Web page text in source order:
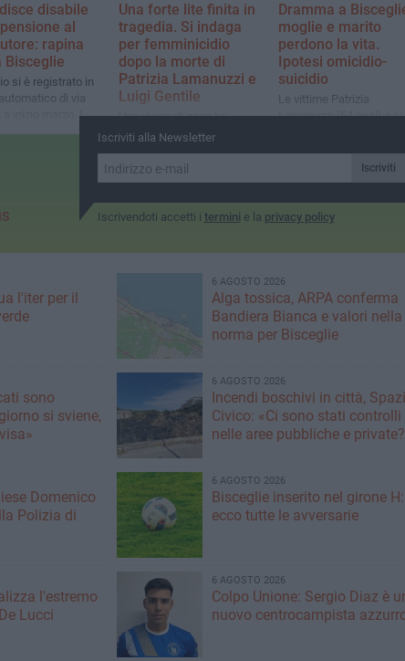
disabile
al
rapina
Bisceglie
si è registrato in
di via
a inizio marzo. I
hanno arrestato
Una forte lite finita in
tragedia. Si indaga
per femminicidio
dopo la morte di
Patrizia Lamanuzzi e
Luigi Gentile
Una vicina di casa ha
sentito i due discutere
donna prima di cadere dal
balcone. Il marito avrebbe
e poi si è tolto la vita
Dramma a
moglie e marito
perdono la vita.
Ipotesi omicidio-
suicidio
Le vittime Patrizia
Lamanuzzi (54 anni) e
fase di separazione
Iscriviti alla Newsletter
Iscriviti
Iscrivendoti accetti i termini e la privacy policy
l'iter per il
6 AGOSTO 2026
Alga tossica, ARPA conferma
Bandiera Bianca e valori nella
norma per Bisceglie
sono
si sviene,
6 AGOSTO 2026
Incendi boschivi in città,
Civico: «Ci sono stati controlli
nelle aree pubbliche e
Domenico
Polizia di
6 AGOSTO 2026
Bisceglie inserito nel girone H:
ecco tutte le avversarie
l'estremo
Lucci
6 AGOSTO 2026
Colpo Unione: Sergio Diaz è
nuovo centrocampista